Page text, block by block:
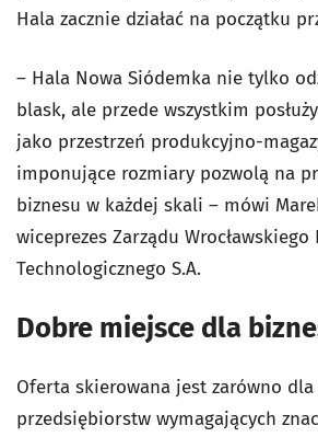
Hala zacznie działać na początku
– Hala Nowa Siódemka nie tylko
blask, ale przede wszystkim
jako przestrzeń produkcyjno-
imponujące rozmiary pozwolą na
biznesu w każdej skali – mówi
wiceprezes Zarządu Wrocławskiego
Technologicznego S.A.
Dobre miejsce dla
Oferta skierowana jest zarówno dla
przedsiębiorstw wymagających